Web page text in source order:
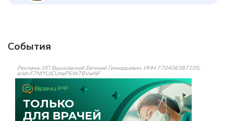
События
Реклама: ИП Вышковский Евгений Геннадьевич, ИНН 770406387105,
erid=F7NfYUJCUneP5W78VwNF